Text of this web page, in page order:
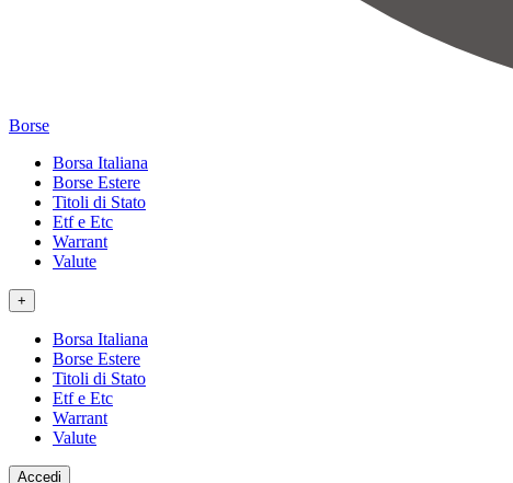
Borse
Borsa Italiana
Borse Estere
Titoli di Stato
Etf e Etc
Warrant
Valute
+
Borsa Italiana
Borse Estere
Titoli di Stato
Etf e Etc
Warrant
Valute
Accedi